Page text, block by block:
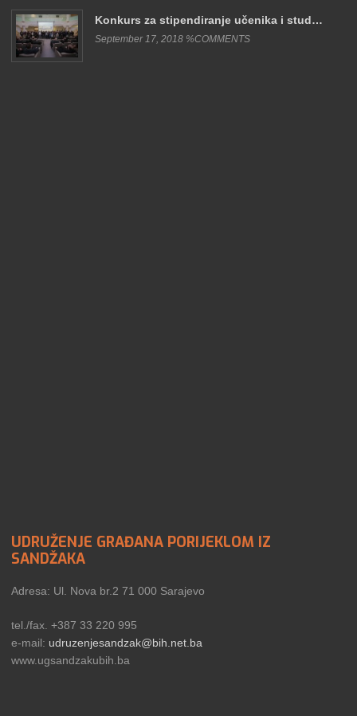
Konkurs za stipendiranje učenika i stud…
September 17, 2018 %COMMENTS
UDRUŽENJE GRAĐANA PORIJEKLOM IZ
SANDŽAKA
Adresa: Ul. Nova br.2 71 000 Sarajevo
tel./fax. +387 33 220 995
e-mail: udruzenjesandzak@bih.net.ba
www.ugsandzakubih.ba